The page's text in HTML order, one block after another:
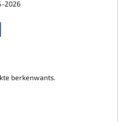
2026
berkenwants.